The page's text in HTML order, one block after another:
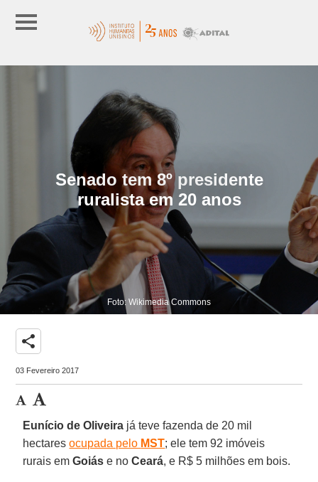
Senado tem 8º presidente
ruralista em 20 anos
Foto: Wikimedia Commons
share
03 Fevereiro 2017
Eunício de Oliveira já teve fazenda de 20 mil
hectaresocupada pelo MST; ele tem 92 imóveis
rurais emGoiás e noCeará, e R$ 5 milhões em bois.